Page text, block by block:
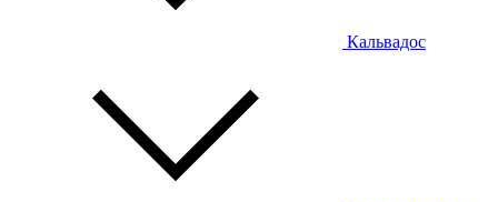
Кальвадос